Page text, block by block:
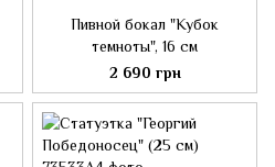
Пивной бокал "Кубок
темноты", 16 см
2 690 грн